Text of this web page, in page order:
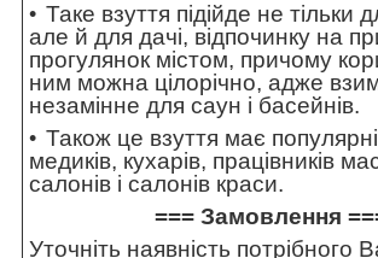
Таке взуття підійде не тільки
але й для дачі, відпочинку на
прогулянок містом, причому
ним можна цілорічно, адже
незамінне для саун і басейнів.
Також це взуття має
медиків, кухарів, працівників
салонів і салонів краси.
=== Замовлення
Уточніть наявність потрібного